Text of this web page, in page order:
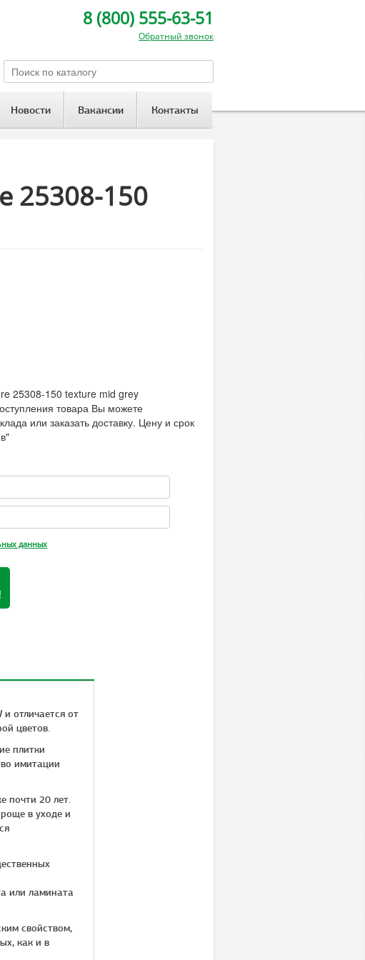
8 (800) 555-63-51
Обратный звонок
Новости Вакансии Контакты
25308-150
25308-150 texture mid grey
товара Вы можете
или заказать доставку. Цену и срок
данных
отличается от
цветов.
плитки
имитации
почти 20 лет.
в уходе и
или ламината
свойством,
как и в